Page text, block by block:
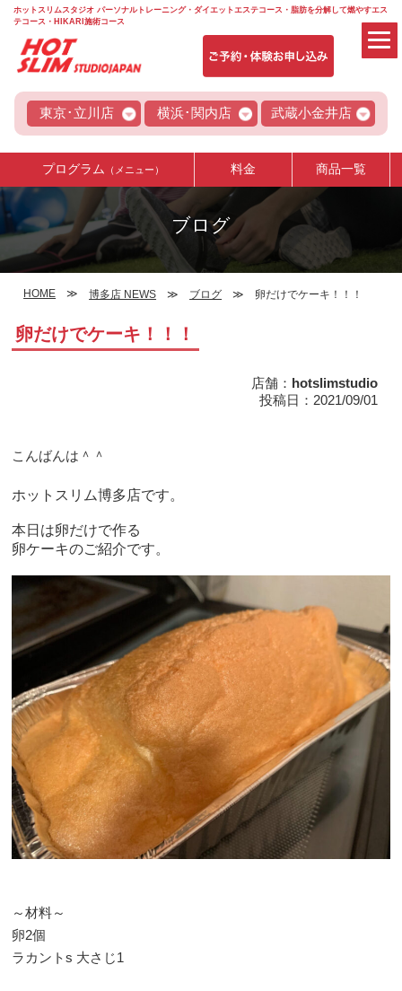
ホットスリムスタジオ パーソナルトレーニング・ダイエットエステコース・脂肪を分解して燃やすエス
テコース・HIKARI施術コース
東京･立川店 横浜･関内店 武蔵小金井店
プログラム （メニュー） 料金 商品一覧
ブログ
HOME 博多店 NEWS ブログ 卵だけでケーキ！！！
卵だけでケーキ！！！
店舗： hotslimstudio
投稿日：2021/09/01
こんばんは＾＾
ホットスリム博多店です。
本日は卵だけで作る
卵ケーキのご紹介です。
～材料～
卵2個
ラカントs 大さじ1